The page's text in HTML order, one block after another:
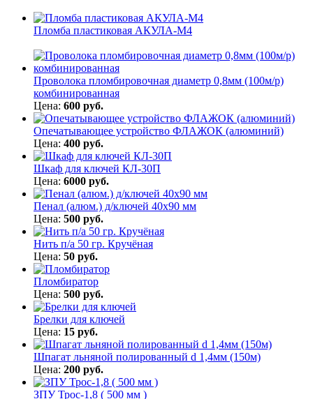
Пломба пластиковая АКУЛА-М4
Проволока пломбировочная диаметр 0,8мм (100м/р)
комбинированная
Цена: 600 руб.
Опечатывающее устройство ФЛАЖОК (алюминий)
Цена: 400 руб.
Шкаф для ключей КЛ-30П
Цена: 6000 руб.
Пенал (алюм.) д/ключей 40х90 мм
Цена: 500 руб.
Нить п/а 50 гр. Кручёная
Цена: 50 руб.
Пломбиратор
Цена: 500 руб.
Брелки для ключей
Цена: 15 руб.
Шпагат льняной полированный d 1,4мм (150м)
Цена: 200 руб.
ЗПУ Трос-1,8 ( 500 мм )